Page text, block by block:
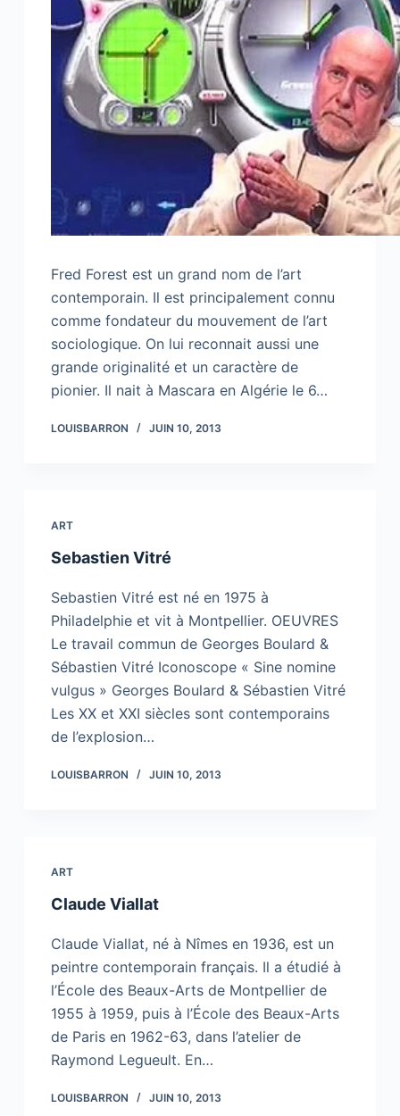
Fred Forest est un grand nom de l’art
contemporain. Il est principalement connu
comme fondateur du mouvement de l’art
sociologique. On lui reconnait aussi une
grande originalité et un caractère de
pionier. Il nait à Mascara en Algérie le 6…
LOUISBARRON JUIN 10, 2013
ART
Sebastien Vitré
Sebastien Vitré est né en 1975 à
Philadelphie et vit à Montpellier. OEUVRES
Le travail commun de Georges Boulard &
Sébastien Vitré Iconoscope « Sine nomine
vulgus » Georges Boulard & Sébastien Vitré
Les XX et XXI siècles sont contemporains
de l’explosion…
LOUISBARRON JUIN 10, 2013
ART
Claude Viallat
Claude Viallat, né à Nîmes en 1936, est un
peintre contemporain français. Il a étudié à
l’École des Beaux-Arts de Montpellier de
1955 à 1959, puis à l’École des Beaux-Arts
de Paris en 1962-63, dans l’atelier de
Raymond Legueult. En…
LOUISBARRON JUIN 10, 2013